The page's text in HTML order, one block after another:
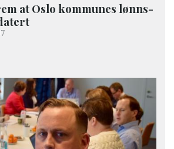
at Oslo kommunes lønns­